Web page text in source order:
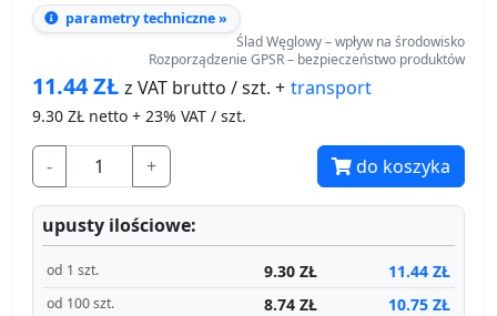
parametry techniczne »
Ślad Węglowy – wpływ na środowisko
Rozporządzenie GPSR – bezpieczeństwo produktów
11.44ZŁ z VAT brutto / szt. + transport
9.30 ZŁ netto + 23% VAT / szt.
- + do koszyka
upusty ilościowe:
od 1 szt. 9.30 ZŁ 11.44 ZŁ
od 100 szt. 8.74 ZŁ 10.75 ZŁ